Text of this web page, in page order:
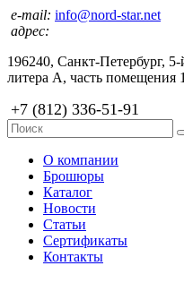
e-mail: info@nord-star.net
адрес:
196240, Санкт-Петербург,
литера А, часть помещения
+7 (812) 336-51-91
О компании
Брошюры
Каталог
Новости
Статьи
Сертификаты
Контакты